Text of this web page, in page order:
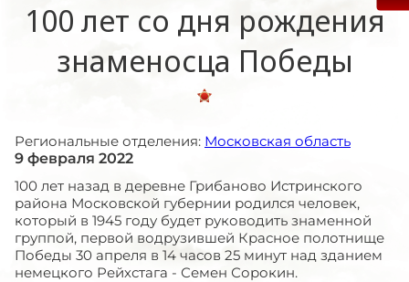
100 лет со дня рождения
знаменосца Победы
Региональные отделения: Московская область
9 февраля 2022
100 лет назад в деревне Грибаново Истринского
района Московской губернии родился человек,
который в 1945 году будет руководить знаменной
группой, первой водрузившей Красное полотнище
Победы 30 апреля в 14 часов 25 минут над зданием
немецкого Рейхстага - Семен Сорокин.